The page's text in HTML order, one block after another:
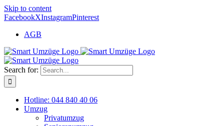
Skip to content
FacebookXInstagramPinterest
AGB
Search for:
Hotline: 044 840 40 06
Umzug
Privatumzug